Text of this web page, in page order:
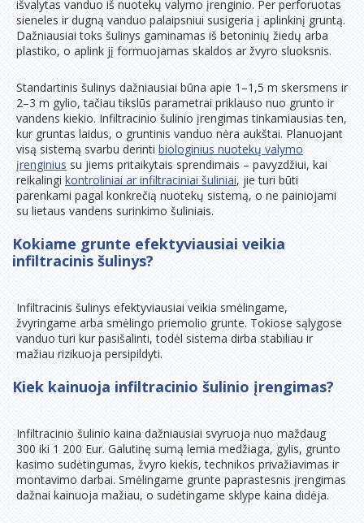
išvalytas vanduo iš nuotekų valymo įrenginio. Per perforuotas
sieneles ir dugną vanduo palaipsniui susigeria į aplinkinį gruntą.
Dažniausiai toks šulinys gaminamas iš betoninių žiedų arba
plastiko, o aplink jį formuojamas skaldos ar žvyro sluoksnis.
Standartinis šulinys dažniausiai būna apie 1–1,5 m skersmens ir
2–3 m gylio, tačiau tikslūs parametrai priklauso nuo grunto ir
vandens kiekio. Infiltracinio šulinio įrengimas tinkamiausias ten,
kur gruntas laidus, o gruntinis vanduo nėra aukštai. Planuojant
visą sistemą svarbu derintibiologinius nuotekų valymo
įrenginiussu jiems pritaikytais sprendimais – pavyzdžiui, kai
reikalingikontroliniai ar infiltraciniai šuliniai, jie turi būti
parenkami pagal konkrečią nuotekų sistemą, o ne painiojami
su lietaus vandens surinkimo šuliniais.
Kokiame grunte efektyviausiai veikia
infiltracinis šulinys?
Infiltracinis šulinys efektyviausiai veikia smėlingame,
žvyringame arba smėlingo priemolio grunte. Tokiose sąlygose
vanduo turi kur pasišalinti, todėl sistema dirba stabiliau ir
mažiau rizikuoja persipildyti.
Kiek kainuoja infiltracinio šulinio įrengimas?
Infiltracinio šulinio kaina dažniausiai svyruoja nuo maždaug
300 iki 1 200 Eur. Galutinę sumą lemia medžiaga, gylis, grunto
kasimo sudėtingumas, žvyro kiekis, technikos privažiavimas ir
montavimo darbai. Smėlingame grunte paprastesnis įrengimas
dažnai kainuoja mažiau, o sudėtingame sklype kaina didėja.